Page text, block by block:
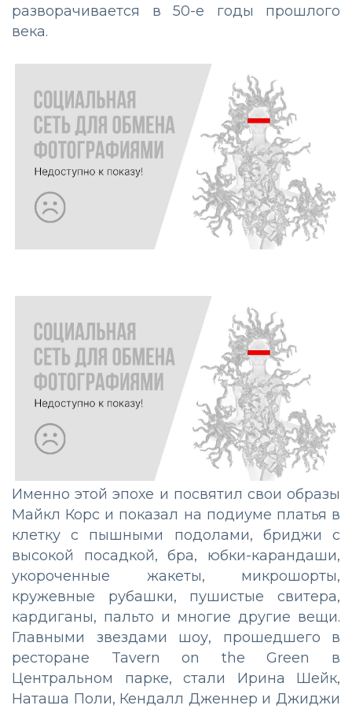
разворачивается в 50-е годы прошлого
века.
Именно этой эпохе и посвятил свои образы
Майкл Корс и показал на подиуме платья в
клетку с пышными подолами, бриджи с
высокой посадкой, бра, юбки-карандаши,
укороченные жакеты, микрошорты,
кружевные рубашки, пушистые свитера,
кардиганы, пальто и многие другие вещи.
Главными звездами шоу, прошедшего в
ресторане Tavern on the Green в
Центральном парке, стали Ирина Шейк,
Наташа Поли, Кендалл Дженнер и Джиджи